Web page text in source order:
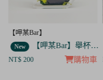
【呷某Bar】
New 【呷某Bar】小貼紙 7入套組
NT$ 280 購物車